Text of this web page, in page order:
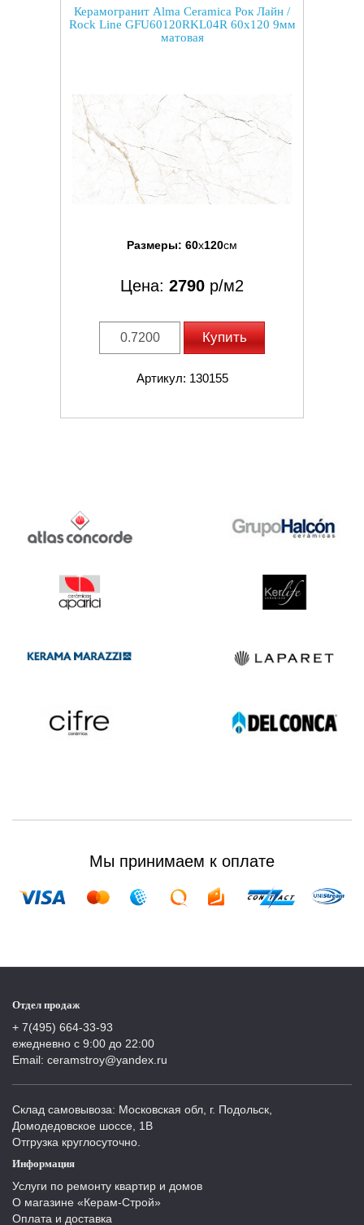
Керамогранит Alma Ceramica Рок Лайн /
Rock Line GFU60120RKL04R 60x120 9мм
матовая
Размеры: 60x120см
Цена: 2790 р/м2
Купить
Артикул: 130155
Мы принимаем к оплате
Отдел продаж
+ 7(495) 664-33-93
ежедневно с 9:00 до 22:00
Email: ceramstroy@yandex.ru
Склад самовывоза: Московская обл, г. Подольск,
Домодедовское шоссе, 1В
Отгрузка круглосуточно.
Информация
Услуги по ремонту квартир и домов
О магазине «Керам-Строй»
Оплата и доставка